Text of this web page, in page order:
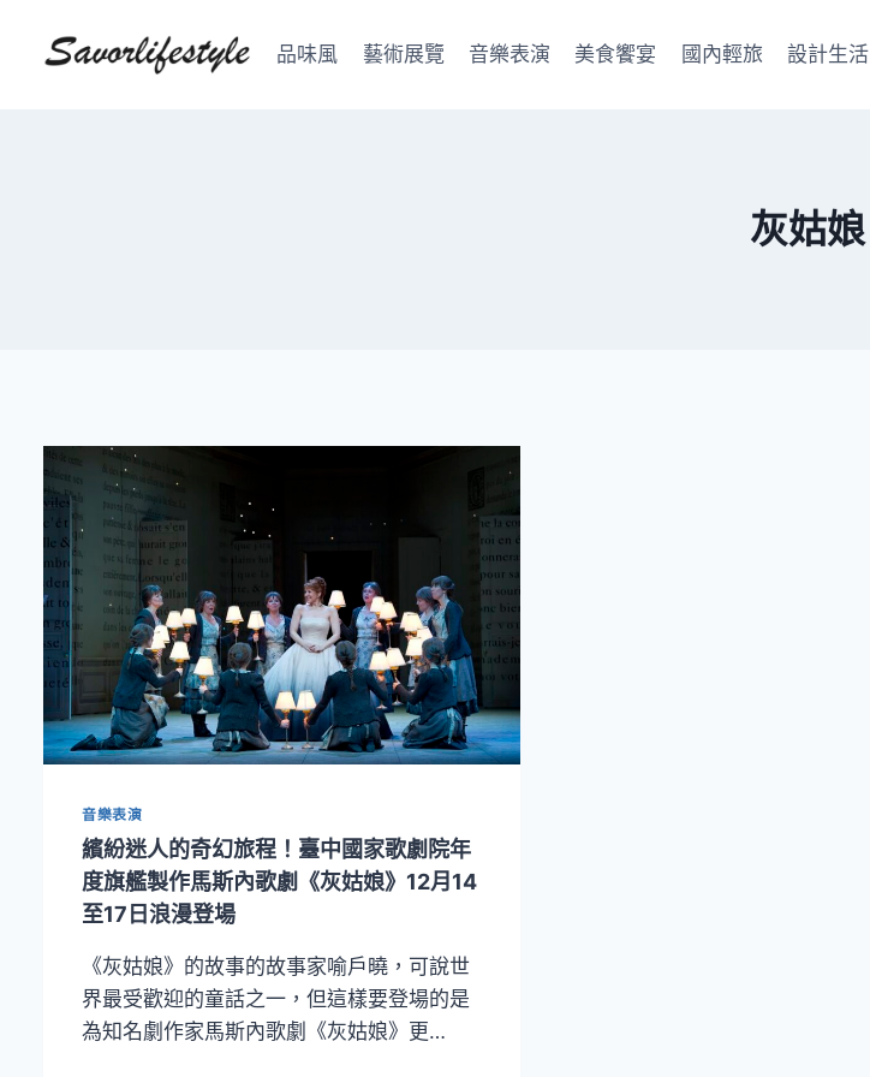
品味風 藝術展覽 音樂表演 美食饗宴 國內輕旅 設計生活
灰姑娘
音樂表演
繽紛迷人的奇幻旅程！臺中國家歌劇院年
度旗艦製作馬斯內歌劇《灰姑娘》12月14
至17日浪漫登場
《灰姑娘》的故事的故事家喻戶曉，可說世
界最受歡迎的童話之一，但這樣要登場的是
為知名劇作家馬斯內歌劇《灰姑娘》更…